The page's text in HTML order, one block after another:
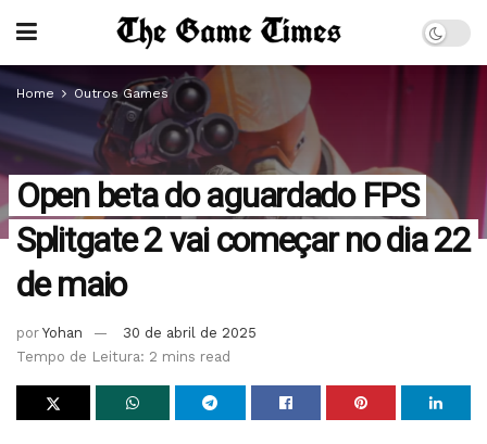
Home Outros Games
Open beta do aguardado FPS
Splitgate 2 vai começar no dia 22
de maio
por Yohan
30 de abril de 2025
Tempo de Leitura: 2 mins read